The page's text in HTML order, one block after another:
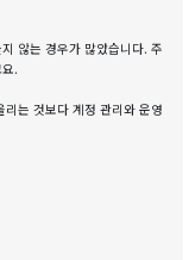
않는 경우가 많았습니다. 주
.
는 것보다 계정 관리와 운영